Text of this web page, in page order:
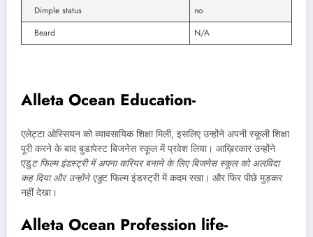
Dimple status
no
Beard
N/A
Alleta Ocean Education-
एलेट्टा ओस्सियन को व्यावसायिक शिक्षा मिली, इसलिए उन्होंने अपनी स्कूली शिक्षा
पूरी करने के बाद बुडापेस्ट बिजनेस स्कूल में प्रवेश लिया। आख़िरकार उन्होंने
एडुट फिल्म इंडस्ट्री में अपना करियर बनाने के लिए बिजनेस स्कूल को अलविदा
कह दिया और उन्होंने एडुट फिल्म इंडस्ट्री में कदम रखा। और फिर पीछे मुड़कर
नहीं देखा।
Alleta Ocean Profession life-